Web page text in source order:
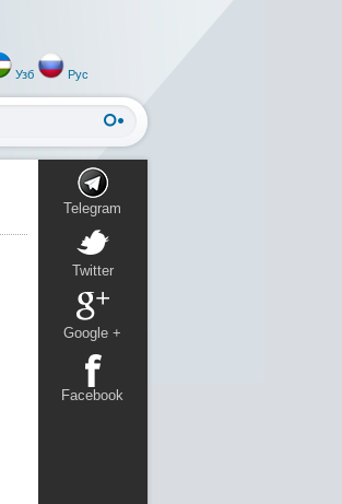
Узб Рус
Telegram
Twitter
Google +
Facebook